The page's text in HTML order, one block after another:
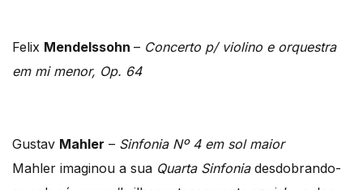
Felix Mendelssohn – Concerto p/ violino e orquestra
em mi menor, Op. 64
Gustav Mahler – Sinfonia Nº 4 em sol maior
Mahler imaginou a sua Quarta Sinfonia desdobrando-